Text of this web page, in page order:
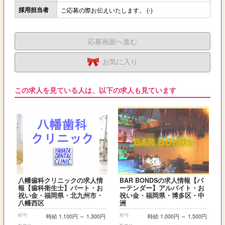
採用担当者 ご応募の際お伝えいたします。 (-)
応募画面へ進む
お気に入り
この求人を見ている人は、以下の求人も見ています
八幡歯科クリニックの求人情
報【歯科衛生士】パート・お
祝い金・福岡県・北九州市・
八幡西区
給与 時給 1,100円 ～ 1,300円
BAR BONDSの求人情報【バ
ーテンダー】アルバイト・お
祝い金・福岡県・博多区・中
洲
給与 時給 1,000円 ～ 1,500円